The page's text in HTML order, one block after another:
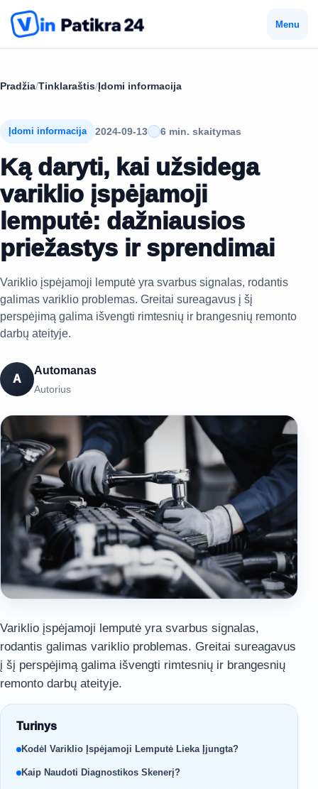
Menu
Pradžia/Tinklaraštis/Įdomi informacija
Įdomi informacija 2024-09-13 6 min. skaitymas
Ką daryti, kai užsidega
variklio įspėjamoji
lemputė: dažniausios
priežastys ir sprendimai
Variklio įspėjamoji lemputė yra svarbus signalas, rodantis
galimas variklio problemas. Greitai sureagavus į šį
perspėjimą galima išvengti rimtesnių ir brangesnių remonto
darbų ateityje.
A
Automanas
Autorius
Variklio įspėjamoji lemputė yra svarbus signalas,
rodantis galimas variklio problemas. Greitai sureagavus
į šį perspėjimą galima išvengti rimtesnių ir brangesnių
remonto darbų ateityje.
Turinys
Kodėl Variklio Įspėjamoji Lemputė Lieka Įjungta?
Kaip Naudoti Diagnostikos Skenerį?